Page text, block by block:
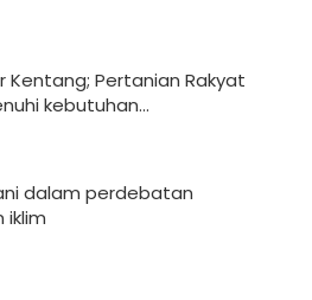
Kentang; Pertanian Rakyat
kebutuhan...
dalam perdebatan
iklim